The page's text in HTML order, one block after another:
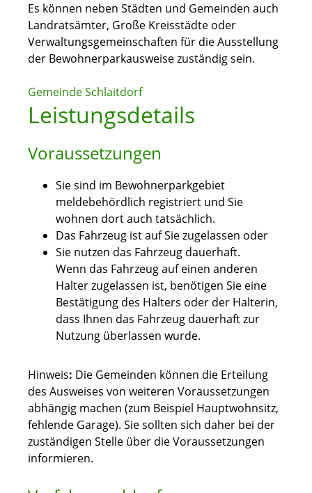
Es können neben Städten und Gemeinden auch
Landratsämter, Große Kreisstädte oder
Verwaltungsgemeinschaften für die Ausstellung
der Bewohnerparkausweise zuständig sein.
Gemeinde Schlaitdorf
Leistungsdetails
Voraussetzungen
Sie sind im Bewohnerparkgebiet
meldebehördlich registriert und Sie
wohnen dort auch tatsächlich.
Das Fahrzeug ist auf Sie zugelassen oder
Sie nutzen das Fahrzeug dauerhaft.
Wenn das Fahrzeug auf einen anderen
Halter zugelassen ist, benötigen Sie eine
Bestätigung des Halters oder der Halterin,
dass Ihnen das Fahrzeug dauerhaft zur
Nutzung überlassen wurde.
Hinweis: Die Gemeinden können die Erteilung
des Ausweises von weiteren Voraussetzungen
abhängig machen (zum Beispiel Hauptwohnsitz,
fehlende Garage). Sie sollten sich daher bei der
zuständigen Stelle über die Voraussetzungen
informieren.